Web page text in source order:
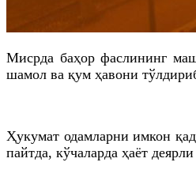
Мисрда баҳор фаслининг
шамол ва қум ҳавони
Ҳукумат одамларни имкон
пайтда, кўчаларда ҳаёт